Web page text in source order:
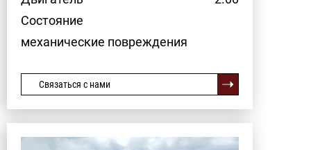
Состояние
механические повреждения
Связаться с нами